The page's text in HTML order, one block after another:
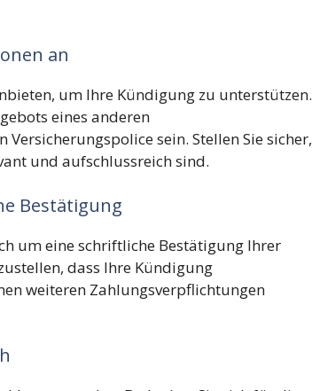
an
um Ihre Kündigung zu unterstützen.
eines anderen
sein. Stellen Sie sicher,
und aufschlussreich sind.
Bestätigung
um eine schriftliche Bestätigung Ihrer
dass Ihre Kündigung
weiteren Zahlungsverpflichtungen